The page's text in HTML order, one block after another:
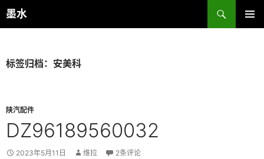
跳
至
墨水
搜
索
标签归档：安美科
陕汽配件
DZ96189560032
2023年5月11日 维拉 2条评论